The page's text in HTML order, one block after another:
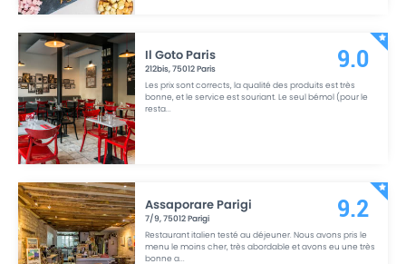
Il Goto Paris
212bis,75012Paris
Les prix sont corrects, la qualité des produits est très
bonne, et le service est souriant. Le seul bémol (pour le
resta...
9.0
Assaporare Parigi
7/9,75012Parigi
Restaurant italien testé au déjeuner. Nous avons pris le
menu le moins cher, très abordable et avons eu une très
bonne a...
9.2